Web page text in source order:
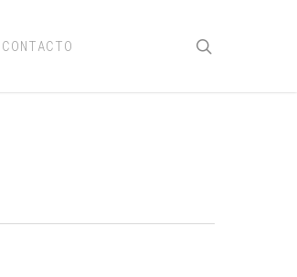
CONTACTO